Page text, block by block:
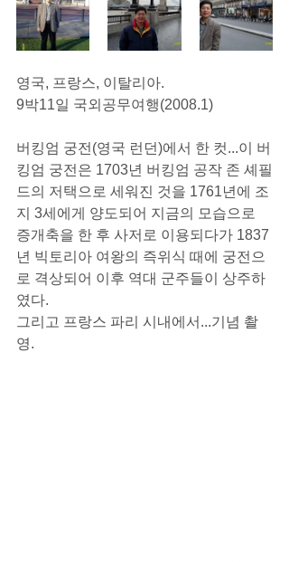
영국, 프랑스, 이탈리아.
9박11일 국외공무여행(2008.1)
버킹엄 궁전(영국 런던)에서 한 컷...이 버
킹엄 궁전은 1703년 버킹엄 공작 존 셰필
드의 저택으로 세워진 것을 1761년에 조
지 3세에게 양도되어 지금의 모습으로
증개축을 한 후 사저로 이용되다가 1837
년 빅토리아 여왕의 즉위식 때에 궁전으
로 격상되어 이후 역대 군주들이 상주하
였다.
그리고 프랑스 파리 시내에서...기념 촬
영.